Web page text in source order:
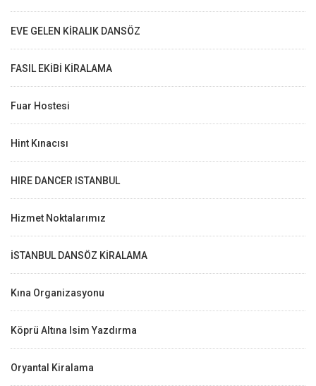
EVE GELEN KİRALIK DANSÖZ
FASIL EKİBİ KİRALAMA
Fuar Hostesi
Hint Kınacısı
HIRE DANCER ISTANBUL
Hizmet Noktalarımız
İSTANBUL DANSÖZ KİRALAMA
Kına Organizasyonu
Köprü Altına Isim Yazdırma
Oryantal Kiralama